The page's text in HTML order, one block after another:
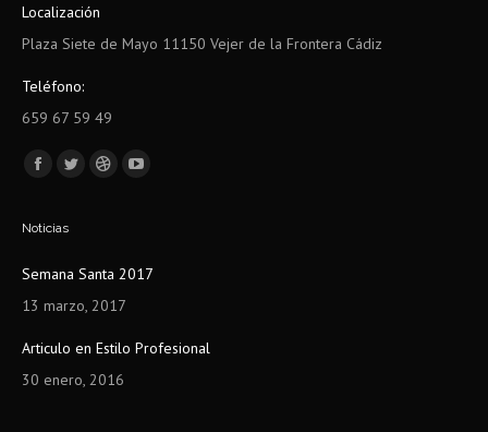
Localización
Plaza Siete de Mayo 11150 Vejer de la Frontera Cádiz
Teléfono:
659 67 59 49
Encuéntranos en:
Facebook
opens
window
Twitter
window
Dribbble
Noticias
Semana Santa 2017
13 marzo, 2017
Articulo en Estilo Profesional
30 enero, 2016